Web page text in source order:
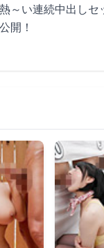
～い連続中出しセ
開！